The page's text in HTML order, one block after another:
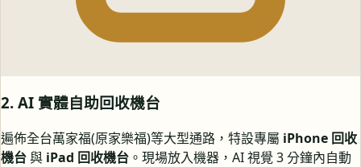
2. AI 實體自助回收機台
遍佈全台萬家福(原家樂福)等大型通路，特設專屬 iPhone 回收
機台與 iPad 回收機台 。現場放入機器，AI 視覺 3 分鐘內自動